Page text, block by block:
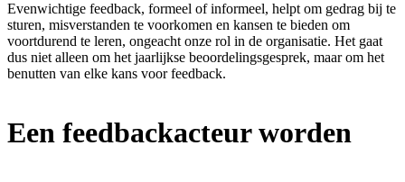
Evenwichtige feedback, formeel of informeel, helpt om gedrag bij te
sturen, misverstanden te voorkomen en kansen te bieden om
voortdurend te leren, ongeacht onze rol in de organisatie. Het gaat
dus niet alleen om het jaarlijkse beoordelingsgesprek, maar om het
benutten van elke kans voor feedback.
Een feedbackacteur worden